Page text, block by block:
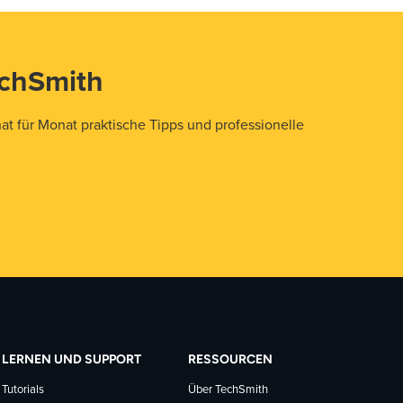
für Monat praktische Tipps und professionelle
LERNEN UND SUPPORT
Tutorials
RESSOURCEN
Über TechSmith